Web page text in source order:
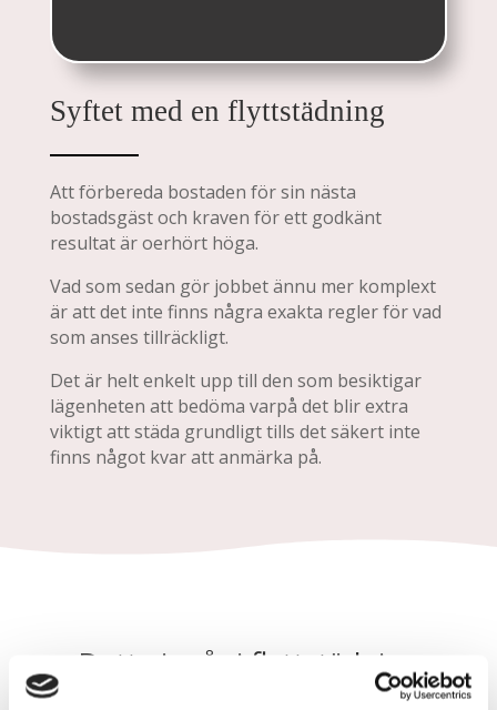
Syftet med en flyttstädning
Att förbereda bostaden för sin nästa
bostadsgäst och kraven för ett godkänt
resultat är oerhört höga.
Vad som sedan gör jobbet ännu mer komplext
är att det inte finns några exakta regler för vad
som anses tillräckligt.
Det är helt enkelt upp till den som besiktigar
lägenheten att bedöma varpå det blir extra
viktigt att städa grundligt tills det säkert inte
finns något kvar att anmärka på.
Detta ingår i flyttstädning